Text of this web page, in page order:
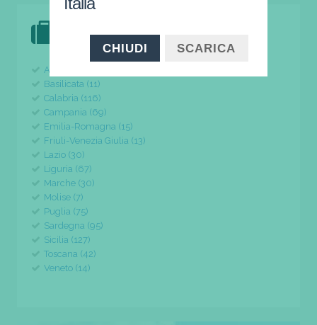
Abruzzo (24)
Basilicata (11)
Calabria (116)
Campania (69)
Emilia-Romagna (15)
Friuli-Venezia Giulia (13)
Lazio (30)
Liguria (67)
Marche (30)
Molise (7)
Puglia (75)
Sardegna (95)
Sicilia (127)
Toscana (42)
Veneto (14)
CHIUDI SCARICA